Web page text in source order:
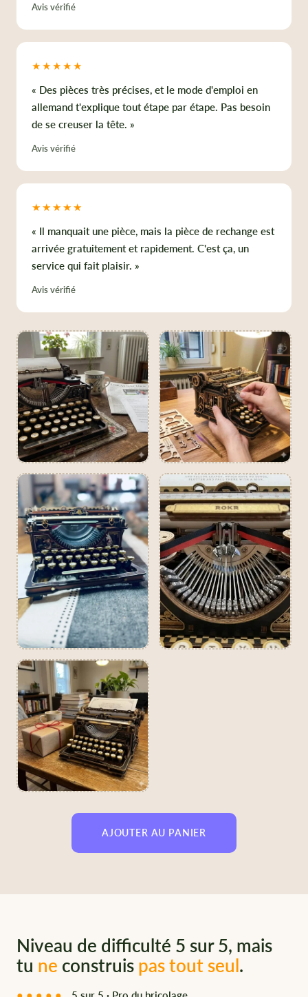
Avis vérifié
★★★★★
« Des pièces très précises, et le mode d'emploi en
allemand t'explique tout étape par étape. Pas besoin
de se creuser la tête. »
Avis vérifié
★★★★★
« Il manquait une pièce, mais la pièce de rechange est
arrivée gratuitement et rapidement. C'est ça, un
service qui fait plaisir. »
Avis vérifié
AJOUTER AU PANIER
Niveau de difficulté 5 sur 5, mais
tu ne construis pas tout seul.
●●●●●